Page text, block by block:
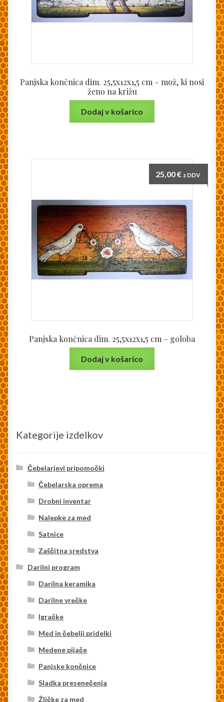
Panjska končnica dim. 25,5x12x1,5 cm – mož, ki nosi
ženo na križu
Dodaj v košarico
Panjska končnica dim. 25,5x12x1,5 cm – goloba
25,00€ z DDV
Dodaj v košarico
Kategorije izdelkov
Čebelarjevi pripomočki
Čebelarska oprema
Drobni inventar
Nalepke za med
Satnice
Zaščitna sredstva
Darilni program
Darilna keramika
Darilne vrečke
Igračke
Med in čebelji pridelki
Medene pijače
Panjske končnice
Sladka presenečenja
Žličke za med